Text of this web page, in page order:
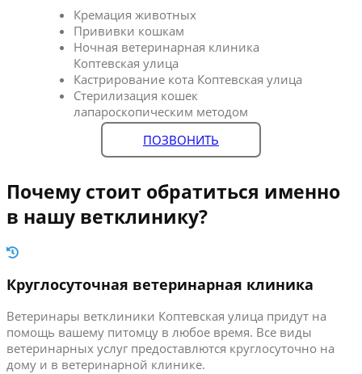
Кремация животных
Прививки кошкам
Ночная ветеринарная клиника
Коптевская улица
Кастрирование кота Коптевская улица
Стерилизация кошек
лапароскопическим методом
ПОЗВОНИТЬ
Почему стоит обратиться именно
в нашу ветклинику?
Круглосуточная ветеринарная клиника
Ветеринары ветклиники Коптевская улица придут на
помощь вашему питомцу в любое время. Все виды
ветеринарных услуг предоставлются круглосуточно на
дому и в ветеринарной клинике.